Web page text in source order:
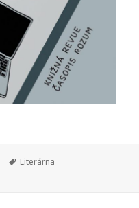
Značky
Literárna